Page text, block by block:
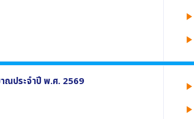
play_arrow
play_arrow
าณประจำปี พ.ศ. 2569 play_arrow
play_arrow